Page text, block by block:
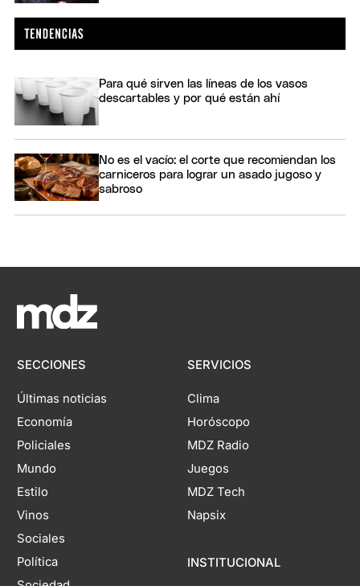
Para qué sirven las líneas de los vasos
descartables y por qué están ahí
No es el vacío: el corte que recomiendan los
carniceros para lograr un asado jugoso y
sabroso
SECCIONES
Últimas noticias
Economía
Policiales
Mundo
Estilo
Vinos
Sociales
Política
SERVICIOS
Clima
Horóscopo
MDZ Radio
Juegos
MDZ Tech
Napsix
INSTITUCIONAL